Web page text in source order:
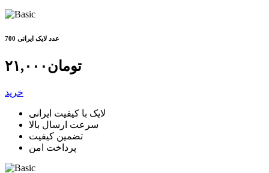
700 عدد لایک ایرانی
۲۱,۰۰۰تومان
خرید
لایک با کیفیت ایرانی
سرعت ارسال بالا
تضمین کیفیت
پرداخت امن